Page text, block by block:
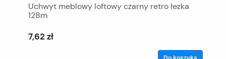
Uchwyt meblowy loftowy czarny retro łezka
128m
7,62 zł